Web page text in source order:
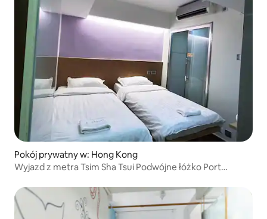
Pokój prywatny w: Hong Kong
Wyjazd z metra Tsim Sha Tsui Podwójne łóżko Port